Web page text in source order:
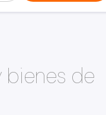
bienes de